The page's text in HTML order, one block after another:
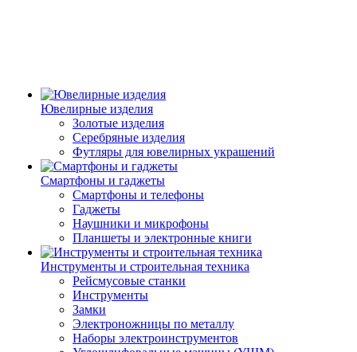
Ювелирные изделия
Золотые изделия
Серебряные изделия
Футляры для ювелирных украшений
Смартфоны и гаджеты
Смартфоны и телефоны
Гаджеты
Наушники и микрофоны
Планшеты и электронные книги
Инструменты и строительная техника
Рейсмусовые станки
Инструменты
Замки
Электроножницы по металлу
Наборы электроинструментов